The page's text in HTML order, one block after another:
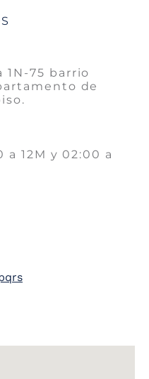
1N-75 barrio
de
a 12M y 02:00 a